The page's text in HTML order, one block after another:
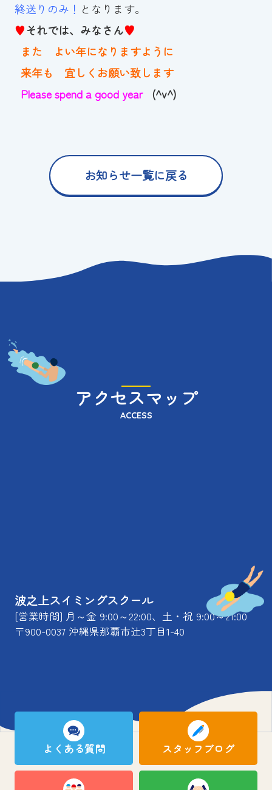
終送りのみ！ となります。
♥それでは、みなさん♥
また よい年になりますように
来年も 宜しくお願い致します
Please spend a good year
(^v^)
お知らせ一覧に戻る
アクセスマップ
ACCESS
波之上スイミングスクール
[営業時間] 月～金 9:00～22:00、土・祝 9:00～21:00
〒900-0037 沖縄県那覇市辻3丁目1-40
よくある質問 スタッフブログ